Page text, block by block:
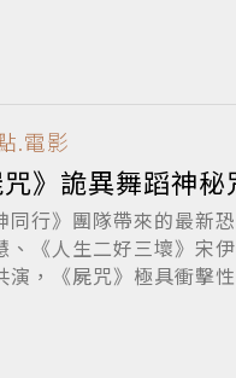
.電影
同行》團隊帶來的最新
、《人生二好三壞》宋
演，《屍咒》極具衝擊